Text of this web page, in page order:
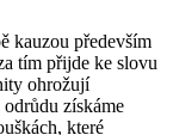
kauzou především
tím přijde ke slovu
ohrožují
získáme
které